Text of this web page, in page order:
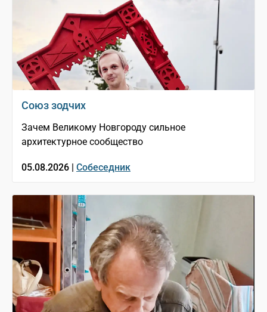
Союз зодчих
Зачем Великому Новгороду сильное
архитектурное сообщество
05.08.2026 | Собеседник